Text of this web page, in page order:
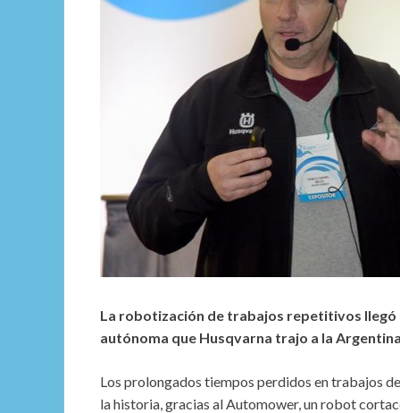
La robotización de trabajos repetitivos llegó
autónoma que Husqvarna trajo a la Argentina.
Los prolongados tiempos perdidos en trabajos
la historia, gracias al Automower, un robot